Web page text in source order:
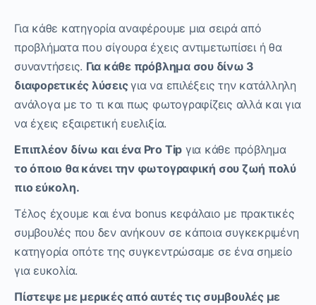
Για κάθε κατηγορία αναφέρουμε μια σειρά από
προβλήματα που σίγουρα έχεις αντιμετωπίσει ή θα
συναντήσεις. Για κάθε πρόβλημα σου δίνω 3
διαφορετικές λύσειςγια να επιλέξεις την κατάλληλη
ανάλογα με το τι και πως φωτογραφίζεις αλλά και για
να έχεις εξαιρετική ευελιξία.
Επιπλέον δίνω και ένα Pro Tip για κάθε πρόβλημα
το όποιο θα κάνει την φωτογραφική σου ζωή πολύ
πιο εύκολη.
Τέλος έχουμε και ένα bonus κεφάλαιο με πρακτικές
συμβουλές που δεν ανήκουν σε κάποια συγκεκριμένη
κατηγορία οπότε της συγκεντρώσαμε σε ένα σημείο
για ευκολία.
Πίστεψε με μερικές από αυτές τις συμβουλές με